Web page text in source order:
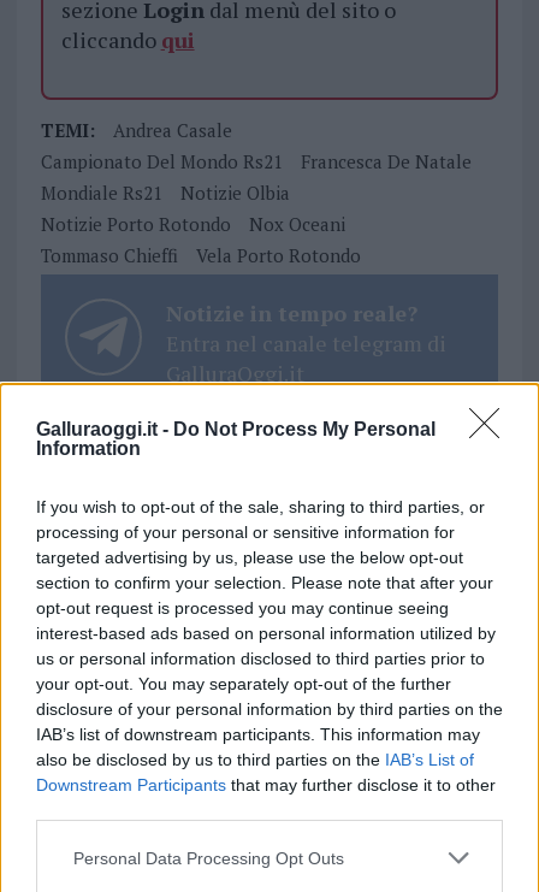
Galluraoggi.it - Do Not Process My Personal
Information
If you wish to opt-out of the sale, sharing to third parties, or
processing of your personal or sensitive information for
targeted advertising by us, please use the below opt-out
section to confirm your selection. Please note that after your
opt-out request is processed you may continue seeing
interest-based ads based on personal information utilized by
us or personal information disclosed to third parties prior to
your opt-out. You may separately opt-out of the further
disclosure of your personal information by third parties on the
IAB’s list of downstream participants. This information may
also be disclosed by us to third parties on the IAB’s List of
Downstream Participants that may further disclose it to other
Please note that this website/app uses one or more Google
Personal Data Processing Opt Outs
sezione Logindal menù del sito o
cliccando qui
TEMI:
Andrea Casale
Campionato Del Mondo Rs21
Francesca De Natale
Mondiale Rs21
Notizie Olbia
Notizie Porto Rotondo
Nox Oceani
Tommaso Chieffi
Vela Porto Rotondo
Notizie in tempo reale?
Entra nel canale telegram di
GalluraOggi.it
Inviaci le tue segnalazioni,
i tuoi video e le tue foto
Su WhatsApp al numero +39
345 356 7512
Ricevi le nostre ultime news
daGoogle News